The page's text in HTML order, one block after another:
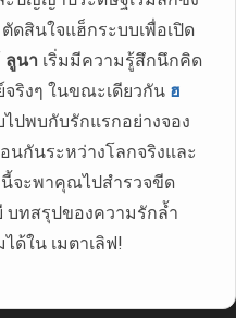
ดสินใจแฮ็กระบบเพื่อเปิด
ลูนา เริ่มมีความรู้สึกนึกคิด
ริงๆ ในขณะเดียวกัน ฮ
ปพบกับรักแรกอย่างจอง
นกันระหว่างโลกจริงและ
นี้จะพาคุณไปสำรวจขีด
บทสรุปของความรักล้ำ
ด้ใน เมตาเลิฟ!